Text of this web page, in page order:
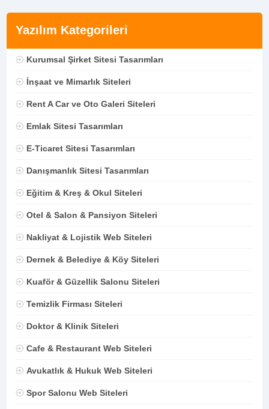
Yazılım Kategorileri
Kurumsal Şirket Sitesi Tasarımları
İnşaat ve Mimarlık Siteleri
Rent A Car ve Oto Galeri Siteleri
Emlak Sitesi Tasarımları
E-Ticaret Sitesi Tasarımları
Danışmanlık Sitesi Tasarımları
Eğitim & Kreş & Okul Siteleri
Otel & Salon & Pansiyon Siteleri
Nakliyat & Lojistik Web Siteleri
Dernek & Belediye & Köy Siteleri
Kuaför & Güzellik Salonu Siteleri
Temizlik Firması Siteleri
Doktor & Klinik Siteleri
Cafe & Restaurant Web Siteleri
Avukatlık & Hukuk Web Siteleri
Spor Salonu Web Siteleri